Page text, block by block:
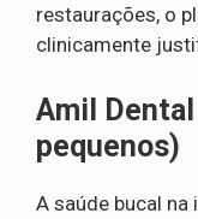
restaurações, o
clinicamente
Amil
pequenos)
A saúde bucal